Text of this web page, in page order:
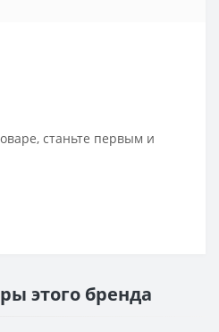
станьте первым и
этого бренда